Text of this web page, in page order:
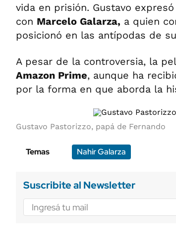
vida en prisión. Gustavo
con Marcelo Galarza, a quien
posicionó en las antípodas de
A pesar de la controversia, la
Amazon Prime, aunque ha
por la forma en que aborda la
Gustavo Pastorizzo, papá de Fernando
Temas Nahir Galarza
Suscribite al Newsletter